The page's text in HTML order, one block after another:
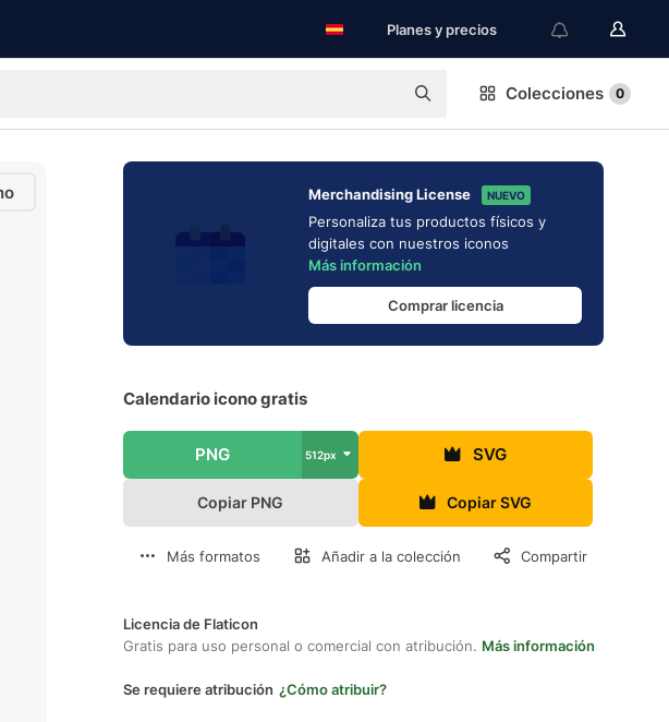
Planes y precios
Colecciones 0
Merchandising License NUEVO
Personaliza tus productos físicos y
digitales con nuestros iconos
Más información
Comprar licencia
Calendario icono gratis
PNG 512px SVG
Copiar PNG Copiar SVG
Más formatos Añadir a la colección Compartir
Licencia de Flaticon
Gratis para uso personal o comercial con atribución. Más información
Se requiere atribución ¿Cómo atribuir?